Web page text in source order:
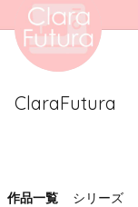
ClaraFutura
作品一覧 シリーズ